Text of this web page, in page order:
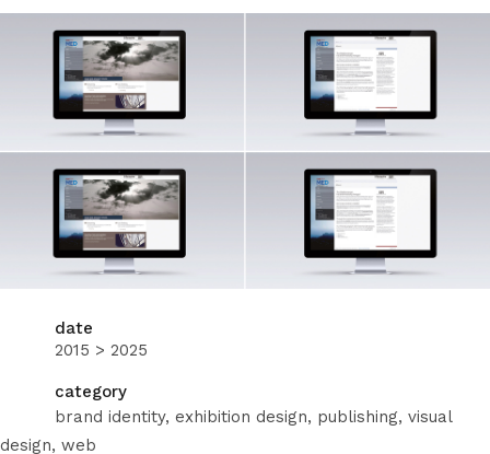
date
2015 > 2025
category
brand identity, exhibition design, publishing, visual
design, web